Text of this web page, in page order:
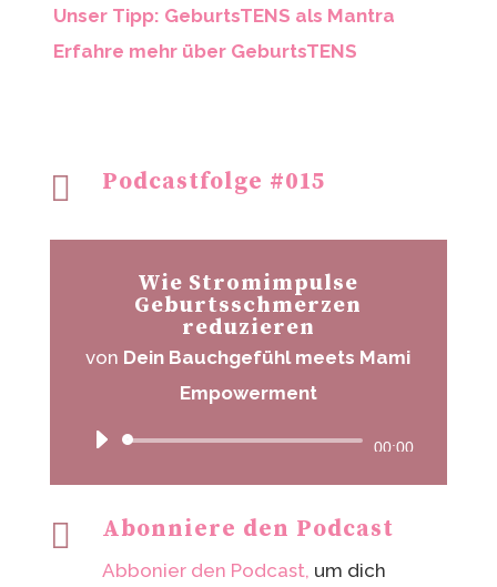
Unser Tipp: GeburtsTENS als Mantra
Erfahre mehr über GeburtsTENS
 Podcastfolge #015
Wie Stromimpulse
Geburtsschmerzen
reduzieren
von Dein Bauchgefühl meets Mami
Empowerment
Audio-
Player
00:00
 Abonniere den Podcast
Abbonier den Podcast, um dich